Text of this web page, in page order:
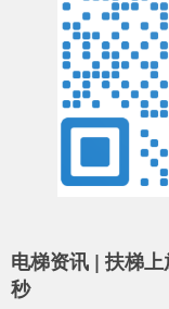
电梯资讯 | 扶梯
秒